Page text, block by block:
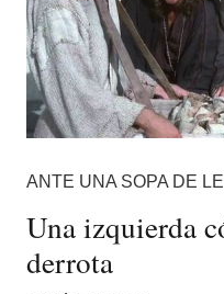
ANTE UNA SOPA DE
Una izquierda
derrota